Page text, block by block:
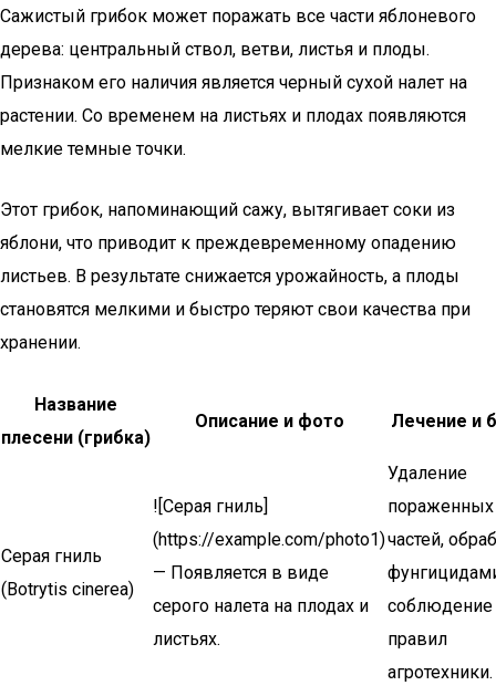
Сажистый грибок может поражать все части яблоневого
дерева: центральный ствол, ветви, листья и плоды.
Признаком его наличия является черный сухой налет на
растении. Со временем на листьях и плодах появляются
мелкие темные точки.
Этот грибок, напоминающий сажу, вытягивает соки из
яблони, что приводит к преждевременному опадению
листьев. В результате снижается урожайность, а плоды
становятся мелкими и быстро теряют свои качества при
хранении.
Название
плесени (грибка)
Описание и фото Лечение и
Серая гниль
(Botrytis cinerea)
![Серая гниль]
(https://example.com/photo1)
— Появляется в виде
серого налета на плодах и
листьях.
Удаление
пораженных
частей,
соблюдение
правил
агротехники.